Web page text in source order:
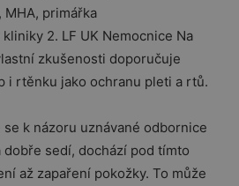
MHA, primářka
2. LF UK Nemocnice Na
zkušenosti doporučuje
i rtěnku jako ochranu pleti a rtů.
k názoru uznávané odbornice
dobře sedí, dochází pod tímto
až zapaření pokožky. To může